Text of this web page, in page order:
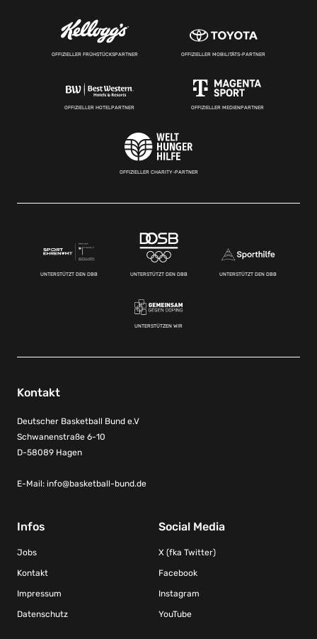
OFFIZIELLER FRÜHSTÜCKSPARTNER OFFIZIELLER MOBILITÄTS-PARTNER
OFFIZIELLER HOTELPARTNER OFFIZIELLER MEDIENPARTNER
OFFIZIELLER CHARITY-PARTNER
UNTERSTÜTZT DEN DBB UNTERSTÜTZT DEN DBB UNTERSTÜTZT DEN DBB
UNTERSTÜTZEN WIR
Kontakt
Deutscher Basketball Bund e.V
Schwanenstraße 6-10
D-58089 Hagen
E-Mail: info@basketball-bund.de
Infos
Jobs
Kontakt
Impressum
Datenschutz
Social Media
X (fka Twitter)
Facebook
Instagram
YouTube